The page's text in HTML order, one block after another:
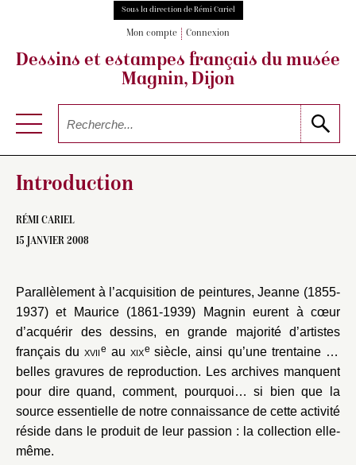
Sous la direction de Rémi Cariel
Mon compte Connexion
Dessins et estampes français du musée
Magnin, Dijon
Introduction
RÉMI CARIEL
15 JANVIER 2008
Parallèlement à l’acquisition de peintures, Jeanne (1855-
1937) et Maurice (1861-1939) Magnin eurent à cœur
d’acquérir des dessins, en grande majorité d’artistes
français duxviie au xixesiècle, ainsi qu’une trentaine de
belles gravures de reproduction. Les archives manquent
pour dire quand, comment, pourquoi… si bien que la
source essentielle de notre connaissance de cette activité
réside dans le produit de leur passion : la collection elle-
même.